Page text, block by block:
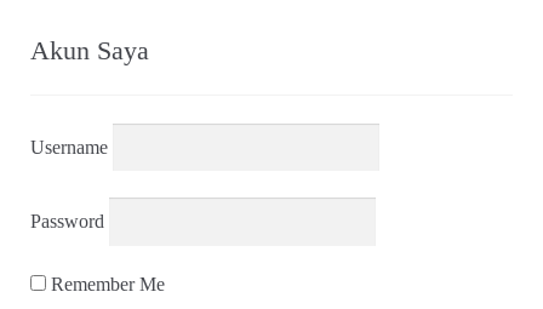
Akun Saya
Username
Password
Remember Me